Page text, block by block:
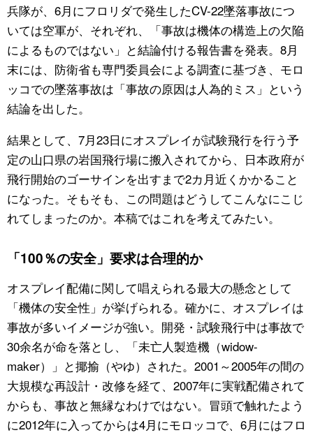
兵隊が、6月にフロリダで発生したCV-22墜落事故につ
いては空軍が、それぞれ、「事故は機体の構造上の欠陥
によるものではない」と結論付ける報告書を発表。8月
末には、防衛省も専門委員会による調査に基づき、モロ
ッコでの墜落事故は「事故の原因は人為的ミス」という
結論を出した。
結果として、7月23日にオスプレイが試験飛行を行う予
定の山口県の岩国飛行場に搬入されてから、日本政府が
飛行開始のゴーサインを出すまで2カ月近くかかること
になった。そもそも、この問題はどうしてこんなにこじ
れてしまったのか。本稿ではこれを考えてみたい。
「100％の安全」要求は合理的か
オスプレイ配備に関して唱えられる最大の懸念として
「機体の安全性」が挙げられる。確かに、オスプレイは
事故が多いイメージが強い。開発・試験飛行中は事故で
30余名が命を落とし、「未亡人製造機（widow-
maker）」と揶揄（やゆ）された。2001～2005年の間の
大規模な再設計・改修を経て、2007年に実戦配備されて
からも、事故と無縁なわけではない。冒頭で触れたよう
に2012年に入ってからは4月にモロッコで、6月にはフロ